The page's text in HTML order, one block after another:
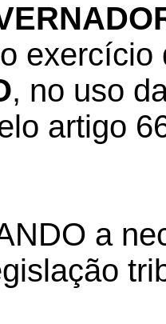
exercício
, no uso
artigo
a